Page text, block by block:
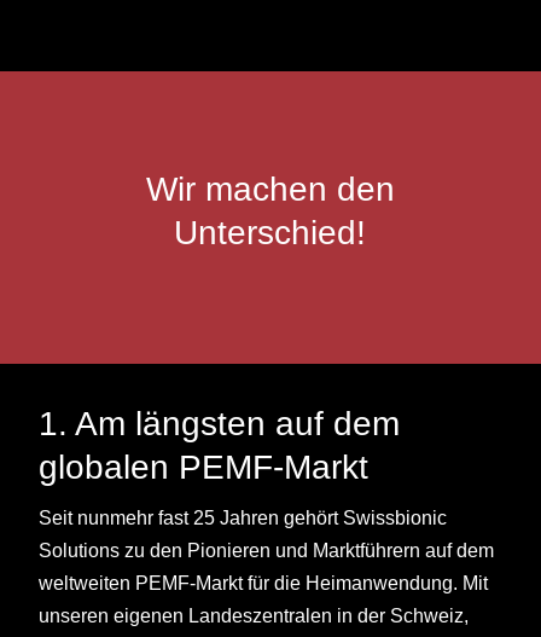
Wir machen den
Unterschied!
1. Am längsten auf dem
globalen PEMF-Markt
Seit nunmehr fast 25 Jahren gehört Swissbionic
Solutions zu den Pionieren und Marktführern auf dem
weltweiten PEMF-Markt für die Heimanwendung. Mit
unseren eigenen Landeszentralen in der Schweiz,